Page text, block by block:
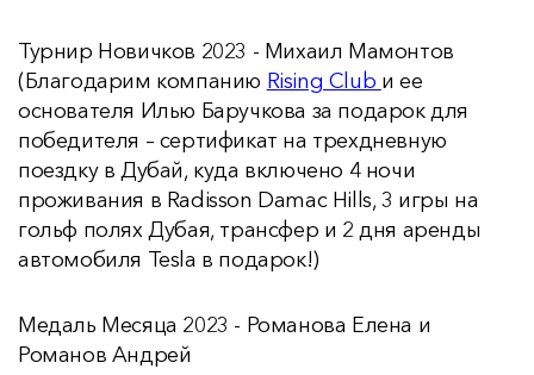
Турнир Новичков 2023 - Михаил Мамонтов
(Благодарим компанию Rising Club и ее
основателя Илью Баручкова за подарок для
победителя – сертификат на трехдневную
поездку в Дубай, куда включено 4 ночи
проживания в Radisson Damac Hills, 3 игры на
гольф полях Дубая, трансфер и 2 дня аренды
автомобиля Tesla в подарок!)
Медаль Месяца 2023 - Романова Елена и
Романов Андрей